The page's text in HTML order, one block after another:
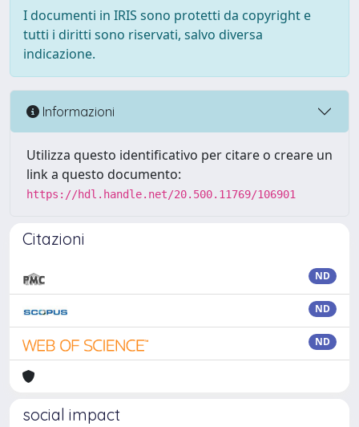
I documenti in IRIS sono protetti da copyright e
tutti i diritti sono riservati, salvo diversa
indicazione.
Informazioni
Utilizza questo identificativo per citare o creare un
link a questo documento:
https://hdl.handle.net/20.500.11769/106901
Citazioni
ND
ND
ND
social impact